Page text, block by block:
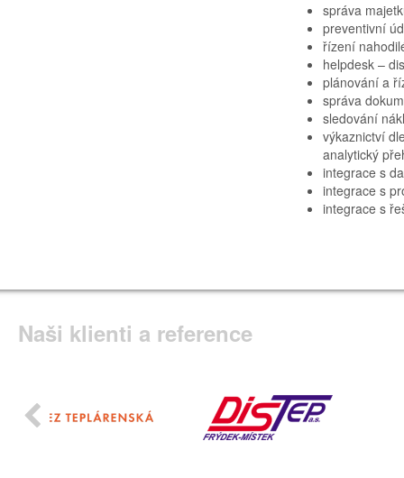
správa
preventivní
řízení
helpdesk –
plánování a
správa
sledování
výkaznictví
analytický
integrace s
integrace s
integrace s
Naši klienti a reference